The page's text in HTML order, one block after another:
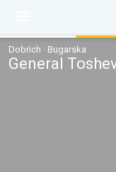
Dobrich · Bugarska
General